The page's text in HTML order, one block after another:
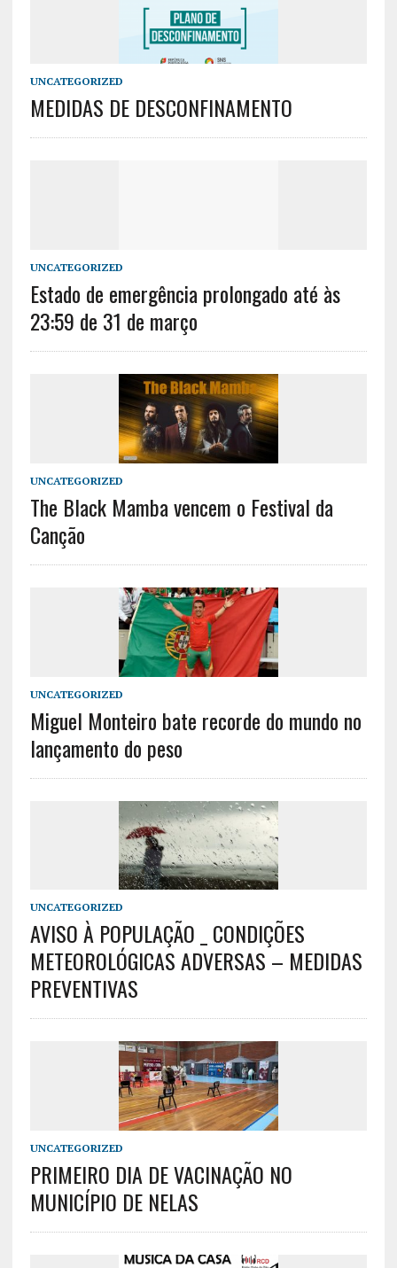
UNCATEGORIZED
MEDIDAS DE DESCONFINAMENTO
UNCATEGORIZED
Estado de emergência prolongado até às
23:59 de 31 de março
UNCATEGORIZED
​​​​​​​The Black Mamba vencem o Festival da
Canção
UNCATEGORIZED
Miguel Monteiro bate recorde do mundo no
lançamento do peso
UNCATEGORIZED
AVISO À POPULAÇÃO _ CONDIÇÕES
METEOROLÓGICAS ADVERSAS – MEDIDAS
PREVENTIVAS
UNCATEGORIZED
PRIMEIRO DIA DE VACINAÇÃO NO
MUNICÍPIO DE NELAS